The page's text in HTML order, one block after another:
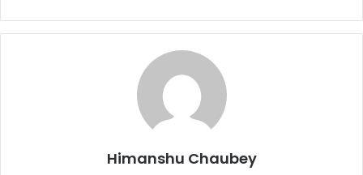
c
e
st
o
ai
l
ar
e
Himanshu Chaubey